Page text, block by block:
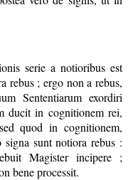
serie a notioribus est
rebus ; ergo non a rebus,
Sententiarum exordiri
ducit in cognitionem rei,
quod in cognitionem,
sunt notiora rebus :
Magister incipere ;
bene processit.